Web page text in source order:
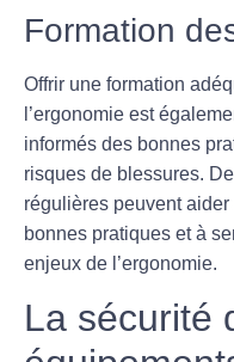
Formation
Offrir une formation
l’ergonomie est
informés des bonnes
risques de blessures.
régulières peuvent
bonnes pratiques et à
enjeux de l’ergonomie.
La sécurité